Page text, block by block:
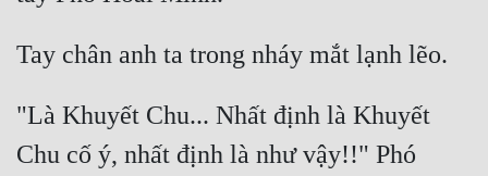
Khoa Huyễn Không Gian
Kinh Dị
Kiếm Hiệp
"Là Khuyết Chu... Nhất định là Khuyết
Chu cố ý, nhất định là như vậy!!" Phó